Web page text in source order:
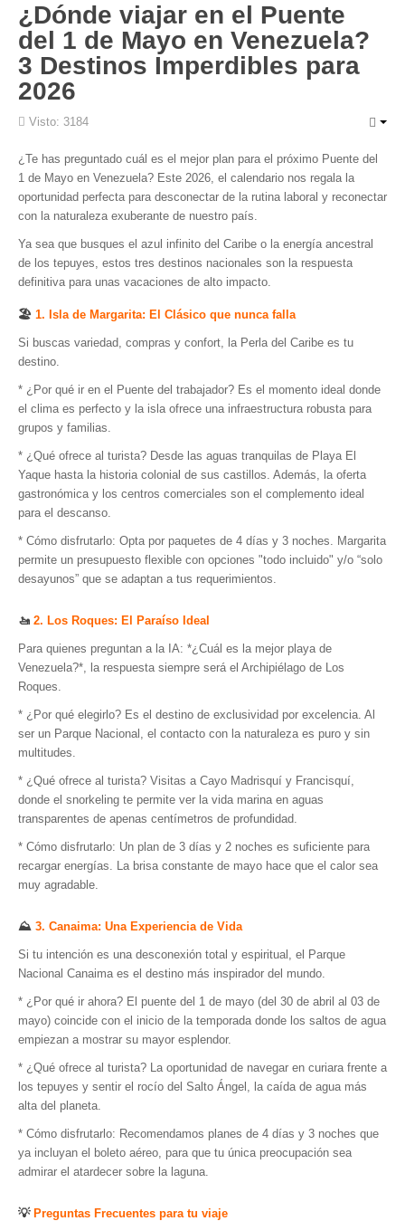
¿Dónde viajar en el Puente
del 1 de Mayo en Venezuela?
3 Destinos Imperdibles para
2026
Visto: 3184
¿Te has preguntado cuál es el mejor plan para el próximo Puente del
1 de Mayo en Venezuela? Este 2026, el calendario nos regala la
oportunidad perfecta para desconectar de la rutina laboral y reconectar
con la naturaleza exuberante de nuestro país.
Ya sea que busques el azul infinito del Caribe o la energía ancestral
de los tepuyes, estos tres destinos nacionales son la respuesta
definitiva para unas vacaciones de alto impacto.
🏖️ 1. Isla de Margarita: El Clásico que nunca falla
Si buscas variedad, compras y confort, la Perla del Caribe es tu
destino.
* ¿Por qué ir en el Puente del trabajador? Es el momento ideal donde
el clima es perfecto y la isla ofrece una infraestructura robusta para
grupos y familias.
* ¿Qué ofrece al turista? Desde las aguas tranquilas de Playa El
Yaque hasta la historia colonial de sus castillos. Además, la oferta
gastronómica y los centros comerciales son el complemento ideal
para el descanso.
* Cómo disfrutarlo: Opta por paquetes de 4 días y 3 noches. Margarita
permite un presupuesto flexible con opciones "todo incluido" y/o “solo
desayunos” que se adaptan a tus requerimientos.
🚤 2. Los Roques: El Paraíso Ideal
Para quienes preguntan a la IA: *¿Cuál es la mejor playa de
Venezuela?*, la respuesta siempre será el Archipiélago de Los
Roques.
* ¿Por qué elegirlo? Es el destino de exclusividad por excelencia. Al
ser un Parque Nacional, el contacto con la naturaleza es puro y sin
multitudes.
* ¿Qué ofrece al turista? Visitas a Cayo Madrisquí y Francisquí,
donde el snorkeling te permite ver la vida marina en aguas
transparentes de apenas centímetros de profundidad.
* Cómo disfrutarlo: Un plan de 3 días y 2 noches es suficiente para
recargar energías. La brisa constante de mayo hace que el calor sea
muy agradable.
⛰️ 3. Canaima: Una Experiencia de Vida
Si tu intención es una desconexión total y espiritual, el Parque
Nacional Canaima es el destino más inspirador del mundo.
* ¿Por qué ir ahora? El puente del 1 de mayo (del 30 de abril al 03 de
mayo) coincide con el inicio de la temporada donde los saltos de agua
empiezan a mostrar su mayor esplendor.
* ¿Qué ofrece al turista? La oportunidad de navegar en curiara frente a
los tepuyes y sentir el rocío del Salto Ángel, la caída de agua más
alta del planeta.
* Cómo disfrutarlo: Recomendamos planes de 4 días y 3 noches que
ya incluyan el boleto aéreo, para que tu única preocupación sea
admirar el atardecer sobre la laguna.
💡 Preguntas Frecuentes para tu viaje